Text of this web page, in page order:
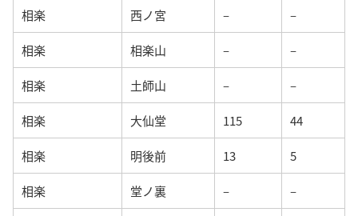
相楽 西ノ宮 – –
相楽 相楽山 – –
相楽 土師山 – –
相楽 大仙堂 115 44
相楽 明後前 13 5
相楽 堂ノ裏 – –